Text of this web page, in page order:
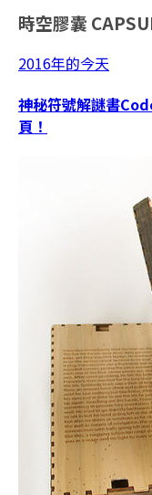
時空膠囊
2016年的今天
神秘符號解謎書
頁！